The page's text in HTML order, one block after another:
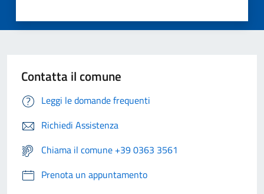
Contatta il comune
Leggi le domande frequenti
Richiedi Assistenza
Chiama il comune +39 0363 3561
Prenota un appuntamento